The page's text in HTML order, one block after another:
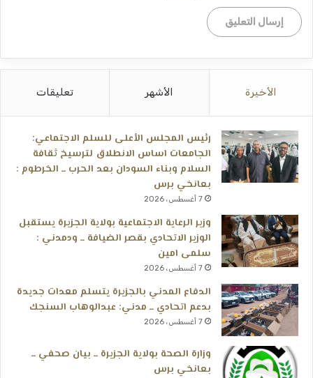
الأخيرة الأشهر تعليقات
رئيس المجلس الأعلى للسلم الاجتماعي:
الجامعات اساس الانطلاق لترسيخ ثقافة
السلام وبناء السودان بعد الحرب ــ الخرطوم :
بعانخي برس
7 أغسطس، 2026
وزير الرعاية الاجتماعية بولاية الجزيرة يستقبل
الوزير الاتحادي بقصر الضيافة ــ ودمدني :
سلمى امين
7 أغسطس، 2026
الدفاع المدني بالجزيرة يتسلم معدات جديدة
بدعم اتحادي ــ مدني: عبدالوهاب السنجك
7 أغسطس، 2026
وزارة الصحة بولاية الجزيرة ــ بيان صحفي ــ
بعانخي برس